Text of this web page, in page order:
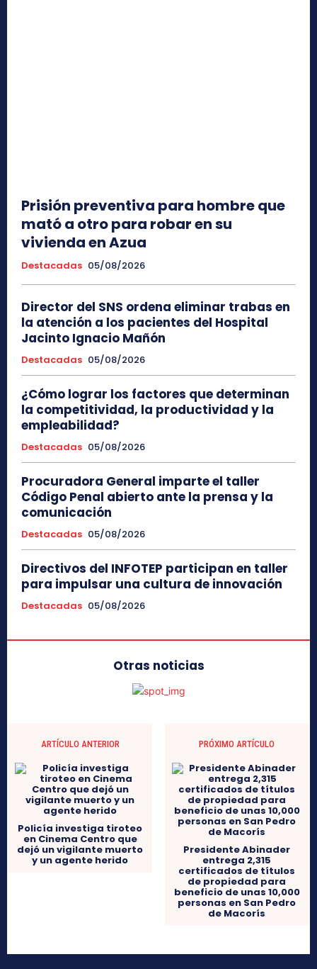
Prisión preventiva para hombre que
mató a otro para robar en su
vivienda en Azua
Destacadas 05/08/2026
Director del SNS ordena eliminar trabas en
la atención a los pacientes del Hospital
Jacinto Ignacio Mañón
Destacadas 05/08/2026
¿Cómo lograr los factores que determinan
la competitividad, la productividad y la
empleabilidad?
Destacadas 05/08/2026
Procuradora General imparte el taller
Código Penal abierto ante la prensa y la
comunicación
Destacadas 05/08/2026
Directivos del INFOTEP participan en taller
para impulsar una cultura de innovación
Destacadas 05/08/2026
Otras noticias
ARTÍCULO ANTERIOR
Policía investiga tiroteo
en Cinema Centro que
dejó un vigilante muerto
y un agente herido
PRÓXIMO ARTÍCULO
Presidente Abinader
entrega 2,315
certificados de títulos
de propiedad para
beneficio de unas 10,000
personas en San Pedro
de Macorís